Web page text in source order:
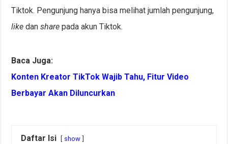
Tiktok. Pengunjung hanya bisa melihat jumlah pengunjung,
likedansharepada akun Tiktok.
Baca Juga:
Konten Kreator TikTok Wajib Tahu, Fitur Video
Berbayar Akan Diluncurkan
Daftar Isi show